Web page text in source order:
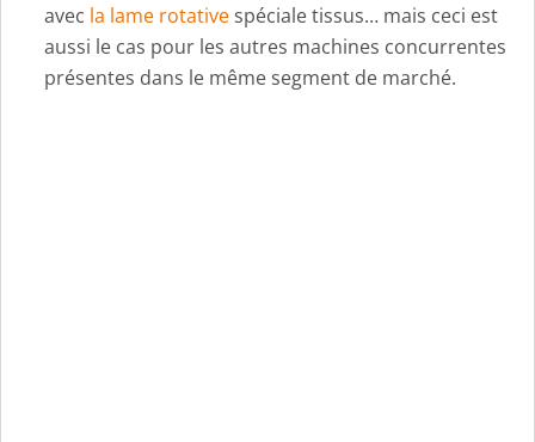
avec la lame rotative spéciale tissus… mais ceci est
aussi le cas pour les autres machines concurrentes
présentes dans le même segment de marché.